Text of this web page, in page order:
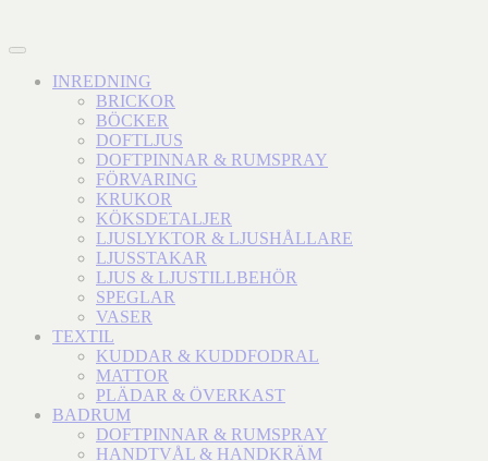
INREDNING
BRICKOR
BÖCKER
DOFTLJUS
DOFTPINNAR & RUMSPRAY
FÖRVARING
KRUKOR
KÖKSDETALJER
LJUSLYKTOR & LJUSHÅLLARE
LJUSSTAKAR
LJUS & LJUSTILLBEHÖR
SPEGLAR
VASER
TEXTIL
KUDDAR & KUDDFODRAL
MATTOR
PLÄDAR & ÖVERKAST
BADRUM
DOFTPINNAR & RUMSPRAY
HANDTVÅL & HANDKRÄM